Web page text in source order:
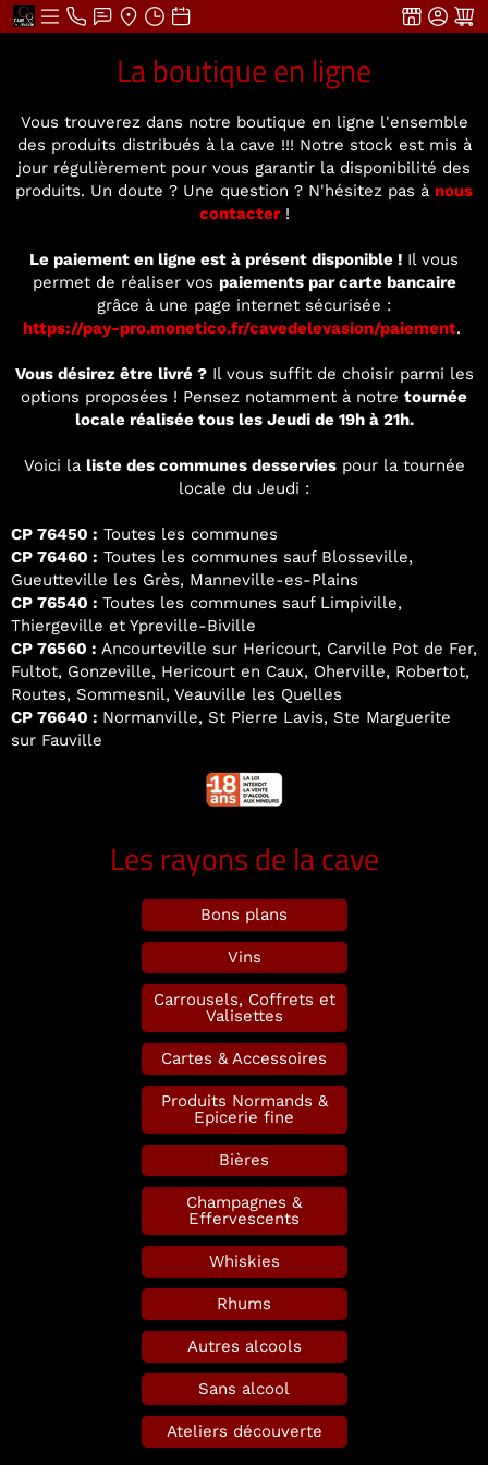
La boutique en ligne
Vous trouverez dans notre boutique en ligne l'ensemble
des produits distribués à la cave !!! Notre stock est mis à
jour régulièrement pour vous garantir la disponibilité des
produits. Un doute ? Une question ? N'hésitez pas à nous
contacter!
Le paiement en ligne est à présent disponible ! Il vous
permet de réaliser vos paiements par carte bancaire
grâce à une page internet sécurisée :
https://pay-pro.monetico.fr/cavedelevasion/paiement.
Vous désirez être livré ?Il vous suffit de choisir parmi les
options proposées ! Pensez notamment à notre tournée
locale réalisée tous les Jeudi de 19h à 21h.
Voici la liste des communes desserviespour la tournée
locale du Jeudi :
CP 76450 : Toutes les communes
CP 76460 : Toutes les communes sauf Blosseville,
Gueutteville les Grès, Manneville-es-Plains
CP 76540 : Toutes les communes sauf Limpiville,
Thiergeville et Ypreville-Biville
CP 76560 : Ancourteville sur Hericourt, Carville Pot de Fer,
Fultot, Gonzeville, Hericourt en Caux, Oherville, Robertot,
Routes, Sommesnil, Veauville les Quelles
CP 76640 : Normanville, St Pierre Lavis, Ste Marguerite
sur Fauville
Les rayons de la cave
Bons plans
Vins
Carrousels, Coffrets et
Valisettes
Cartes & Accessoires
Produits Normands &
Epicerie fine
Bières
Champagnes &
Effervescents
Whiskies
Rhums
Autres alcools
Sans alcool
Ateliers découverte